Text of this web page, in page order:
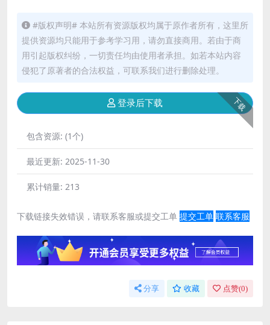
#版权声明# 本站所有资源版权均属于原作者所有，这里所
提供资源均只能用于参考学习用，请勿直接商用。若由于商
用引起版权纠纷，一切责任均由使用者承担。如若本站内容
侵犯了原著者的合法权益，可联系我们进行删除处理。
下载
登录后下载
包含资源: (1个)
最近更新: 2025-11-30
累计销量: 213
下载链接失效错误，请联系客服或提交工单 提交工单 联系客服
分享 收藏 点赞(0)